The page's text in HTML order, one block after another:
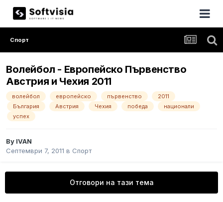
Спорт
Волейбол - Европейско Първенство
Австрия и Чехия 2011
волейбол европейско първенство
2011
България
Австрия Чехия победа
национали
успех
By IVAN
Септември 7, 2011 в Спорт
Отговори на тази тема